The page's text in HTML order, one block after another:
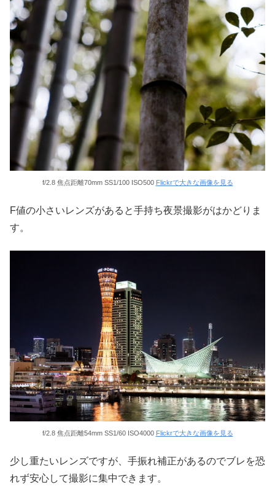
f/2.8 焦点距離70mm SS1/100 ISO500 Flickrで大きな画像を見る
F値の小さいレンズがあると手持ち夜景撮影がはかどりま
す。
f/2.8 焦点距離54mm SS1/60 ISO4000 Flickrで大きな画像を見る
少し重たいレンズですが、手振れ補正があるのでブレを恐
れず安心して撮影に集中できます。